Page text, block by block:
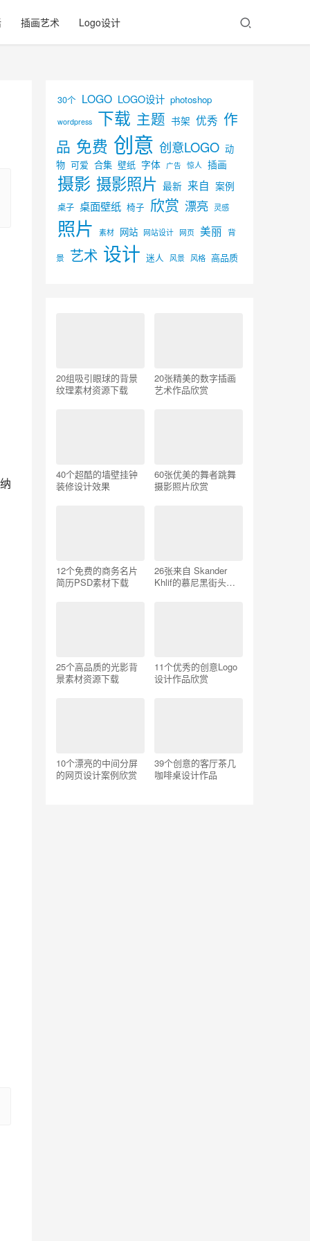
插画艺术 Logo设计
30个 LOGO LOGO设计 photoshop
wordpress 下载 主题 书架 优秀 作
品 免费 创意 创意LOGO 动
物 可爱 合集 壁纸 字体 广告 惊人 插画
摄影 摄影照片 最新 来自 案例
桌子 桌面壁纸 椅子 欣赏 漂亮 灵感
照片 素材 网站 网站设计 网页 美丽 背
景 艺术 设计 迷人 风景 风格 高品质
20组吸引眼球的背景
纹理素材资源下载
20张精美的数字插画
艺术作品欣赏
40个超酷的墙壁挂钟
装修设计效果
60张优美的舞者跳舞
摄影照片欣赏
12个免费的商务名片
简历PSD素材下载
26张来自 Skander
Khlif的慕尼黑街头摄
25个高品质的光影背
景素材资源下载
11个优秀的创意Logo
设计作品欣赏
10个漂亮的中间分屏
的网页设计案例欣赏
39个创意的客厅茶几
咖啡桌设计作品